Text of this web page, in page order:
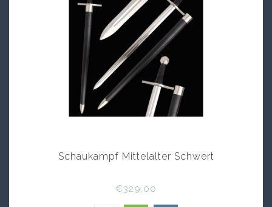
Schaukampf Mittelalter Schwert
€329,00